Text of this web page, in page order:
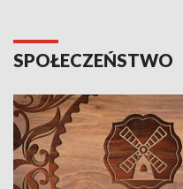
SPOŁECZEŃSTWO